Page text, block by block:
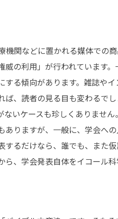
関などに置かれる媒体での
の利用」が行われています
る傾向があります。雑誌や
、読者の見る目も変わるでし
ないケースも珍しくありませ
ありますが、一般に、学会へ
するだけなら、誰でも、また
、学会発表自体をイコール